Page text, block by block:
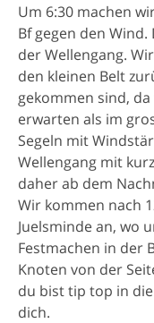
Um 6:30 machen
Bf gegen den
der Wellengang.
den kleinen Belt
gekommen sind,
erwarten als im
Segeln mit
Wellengang mit
daher ab dem
Wir kommen nach
Juelsminde an, wo
Festmachen in der
Knoten von der
du bist tip top in
dich.